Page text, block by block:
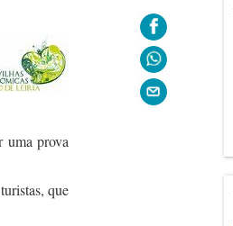
uma prova
que